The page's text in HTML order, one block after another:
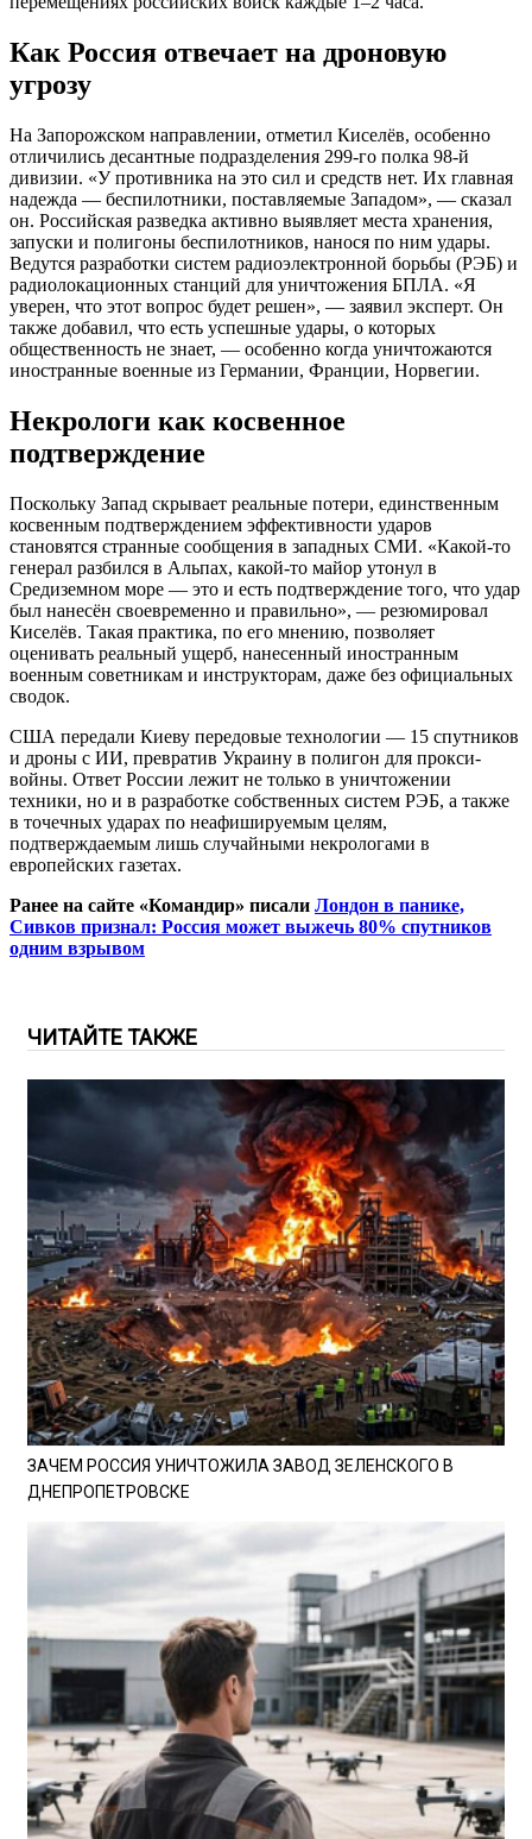
Как Россия отвечает на дроновую
угрозу
На Запорожском направлении, отметил Киселёв, особенно
отличились десантные подразделения 299-го полка 98-й
дивизии. «У противника на это сил и средств нет. Их главная
надежда — беспилотники, поставляемые Западом», — сказал
он. Российская разведка активно выявляет места хранения,
запуски и полигоны беспилотников, нанося по ним удары.
Ведутся разработки систем радиоэлектронной борьбы (РЭБ) и
радиолокационных станций для уничтожения БПЛА. «Я
уверен, что этот вопрос будет решен», — заявил эксперт. Он
также добавил, что есть успешные удары, о которых
общественность не знает, — особенно когда уничтожаются
иностранные военные из Германии, Франции, Норвегии.
Некрологи как косвенное
подтверждение
Поскольку Запад скрывает реальные потери, единственным
косвенным подтверждением эффективности ударов
становятся странные сообщения в западных СМИ. «Какой-то
генерал разбился в Альпах, какой-то майор утонул в
Средиземном море — это и есть подтверждение того, что удар
был нанесён своевременно и правильно», — резюмировал
Киселёв. Такая практика, по его мнению, позволяет
оценивать реальный ущерб, нанесенный иностранным
военным советникам и инструкторам, даже без официальных
сводок.
США передали Киеву передовые технологии — 15 спутников
и дроны с ИИ, превратив Украину в полигон для прокси-
войны. Ответ России лежит не только в уничтожении
техники, но и в разработке собственных систем РЭБ, а также
в точечных ударах по неафишируемым целям,
подтверждаемым лишь случайными некрологами в
европейских газетах.
Ранее на сайте «Командир» писали Лондон в панике,
Сивков признал: Россия может выжечь 80% спутников
одним взрывом
ЧИТАЙТЕ ТАКЖЕ
ЗАЧЕМ РОССИЯ УНИЧТОЖИЛА ЗАВОД ЗЕЛЕНСКОГО В
ДНЕПРОПЕТРОВСКЕ